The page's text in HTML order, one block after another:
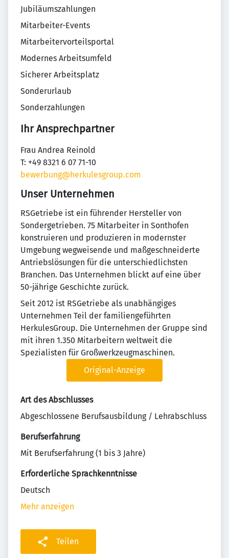
Jubiläumszahlungen
Mitarbeiter-Events
Mitarbeitervorteilsportal
Modernes Arbeitsumfeld
Sicherer Arbeitsplatz
Sonderurlaub
Sonderzahlungen
Ihr Ansprechpartner
Frau Andrea Reinold
T: +49 8321 6 07 71-10
bewerbung@herkulesgroup.com
Unser Unternehmen
RSGetriebe ist ein führender Hersteller von
Sondergetrieben. 75 Mitarbeiter in Sonthofen
konstruieren und produzieren in modernster
Umgebung wegweisende und maßgeschneiderte
Antriebslösungen für die unterschiedlichsten
Branchen. Das Unternehmen blickt auf eine über
50-jährige Geschichte zurück.
Seit 2012 ist RSGetriebe als unabhängiges
Unternehmen Teil der familiengeführten
HerkulesGroup. Die Unternehmen der Gruppe sind
mit ihren 1.350 Mitarbeitern weltweit die
Spezialisten für Großwerkzeugmaschinen.
Original-Anzeige
Art des Abschlusses
Abgeschlossene Berufsausbildung / Lehrabschluss
Berufserfahrung
Mit Berufserfahrung (1 bis 3 Jahre)
Erforderliche Sprachkenntnisse
Deutsch
Mehr anzeigen
Teilen